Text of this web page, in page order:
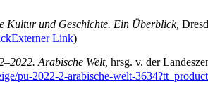
Kultur und Geschichte. Ein Überblick,
Externer Link)
Arabische Welt, hrsg. v. der
pu-2022-2-arabische-welt-